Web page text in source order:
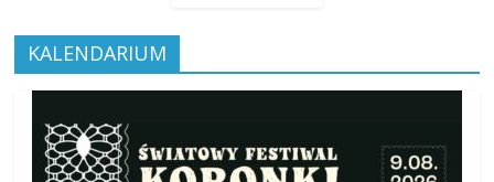
KALENDARIUM